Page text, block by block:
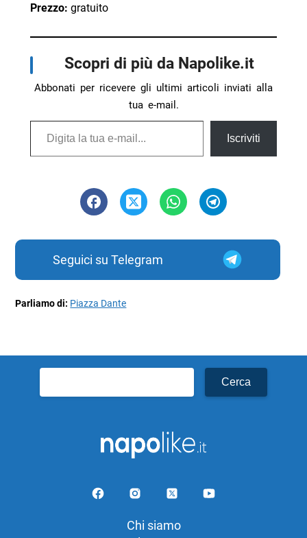
Prezzo: gratuito
Scopri di più da Napolike.it
Abbonati per ricevere gli ultimi articoli inviati alla
tua e-mail.
Digita la tua e-mail...
Iscriviti
Seguici su Telegram
Parliamo di: Piazza Dante
per:
Chi siamo